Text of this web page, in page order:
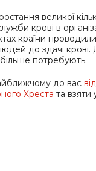
великої
крові в
країни
до здачі
потребують.
до вас
Хреста та взяти